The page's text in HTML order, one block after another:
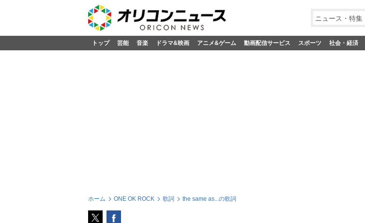
ニュース・特集
トップ 芸能 音楽 ドラマ&映画 アニメ&ゲーム 動画配信サービス スポーツ 社会・経済
ホーム ONE OK ROCK 歌詞 the same as...の歌詞